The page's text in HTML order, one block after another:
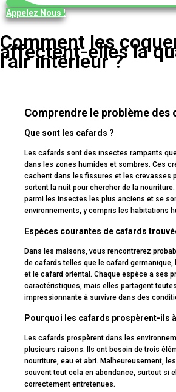
Appelez Nous !
Comment les
affectent-elles la
l’air intérieur ?
Comprendre le problème des
Que sont les cafards ?
Les cafards sont des insectes rampants
dans les zones humides et sombres. Ces
cachent dans les fissures et les crevasses
sortent la nuit pour chercher de la nourriture.
parmi les insectes les plus anciens et se
environnements, y compris les habitations
Espèces courantes de cafards
Dans les maisons, vous rencontrerez
de cafards telles que le cafard germanique,
et le cafard oriental. Chaque espèce a ses
caractéristiques, mais elles partagent
impressionnante à survivre dans des
Pourquoi les cafards prospèrent-ils
Les cafards prospèrent dans les
plusieurs raisons. Ils ont besoin de trois
nourriture, eau et abri. Malheureusement,
souvent tout cela en abondance, surtout si
correctement entretenues.